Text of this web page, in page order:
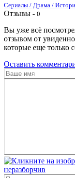
Сериалы / Драма /
Отзывы - 0
Вы уже всё
отзывом от
которые еще только
Оставить